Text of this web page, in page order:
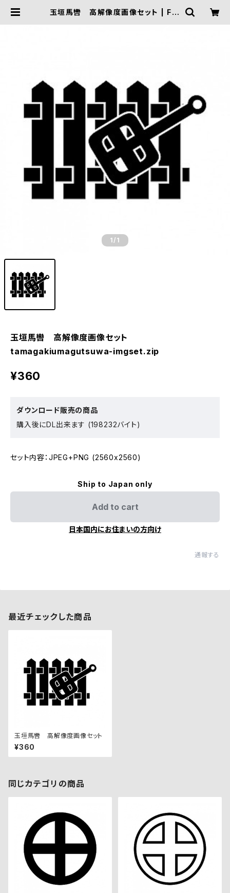
玉垣馬轡 高解像度画像セット | FIV
1 /1
玉垣馬轡 高解像度画像セット
tamagakiumagutsuwa-imgset.zip
¥360
ダウンロード販売の商品
購入後にDL出来ます (198232バイト)
セット内容：JPEG+PNG (2560x2560)
Ship to Japan only
Add to cart
日本国内にお住まいの方向け
通報する
最近チェックした商品
玉垣馬轡 高解像度画像セット
¥360
同じカテゴリの商品